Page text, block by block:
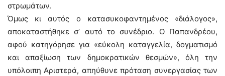
στρωμάτων.
Όμως κι αυτός ο κατασυκοφαντημένος «διάλογος»,
αποκαταστήθηκε σ’ αυτό το συνέδριο. Ο Παπανδρέου,
αφού κατηγόρησε για «εύκολη καταγγελία, δογματισμό
και απαξίωση των δημοκρατικών θεσμών», όλη την
υπόλοιπη Αριστερά, απηύθυνε πρόταση συνεργασίας των